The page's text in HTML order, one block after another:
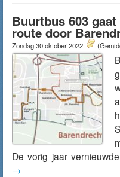
Buurtbus 603
route door
Zondag 30 oktober 2022
De vorig jaar
→